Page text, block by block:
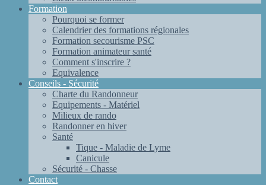
Formation
Pourquoi se former
Calendrier des formations régionales
Formation secourisme PSC
Formation animateur santé
Comment s'inscrire ?
Equivalence
Conseils - Sécurité
Charte du Randonneur
Equipements - Matériel
Milieux de rando
Randonner en hiver
Santé
Tique - Maladie de Lyme
Canicule
Sécurité - Chasse
Contact